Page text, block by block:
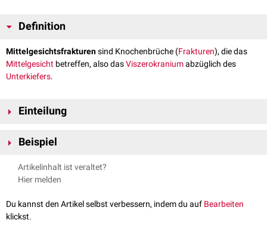
Definition
Mittelgesichtsfrakturensind Knochenbrüche (Frakturen), die das
Mittelgesicht betreffen, also dasViszerokraniumabzüglich des
Unterkiefers.
Einteilung
Mittelgesichtsfrakturen. Grob unterscheidet man:
Alveolarfortsatz
Alveolarfortsatzfraktur
zentralebzw. pyramidale Frakturen: Trennung desOberkiefersvom
Schädel
Beispiel
Artikelinhalt ist veraltet?
Hier melden
Du kannst den Artikel selbst verbessern, indem du auf Bearbeiten
klickst.